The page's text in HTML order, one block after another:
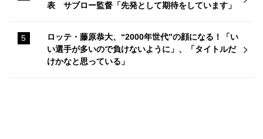
表 サブロー監督「先発として期待をしています」
ロッテ・藤原恭大、“2000年世代”の顔になる！「い
い選手が多いので負けないように」、「タイトルだ
けかなと思っている」